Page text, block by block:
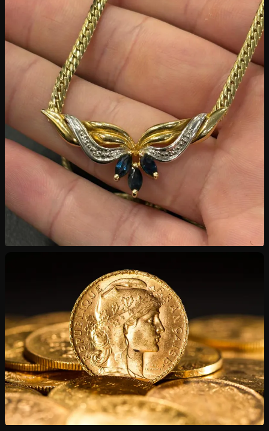
Chaînes, bagues, montres — état intact ou endommagé